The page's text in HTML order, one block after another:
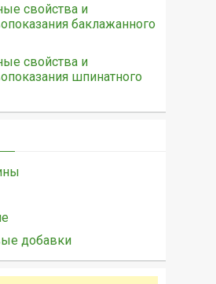
свойства и
баклажанного
свойства и
шпинатного
добавки